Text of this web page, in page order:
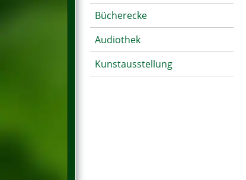
Bücherecke
Audiothek
Kunstausstellung